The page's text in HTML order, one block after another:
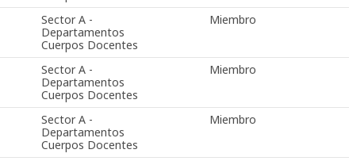
Sector A -
Departamentos
Cuerpos Docentes
Miembro
Sector A -
Departamentos
Cuerpos Docentes
Miembro
Sector A -
Departamentos
Cuerpos Docentes
Miembro